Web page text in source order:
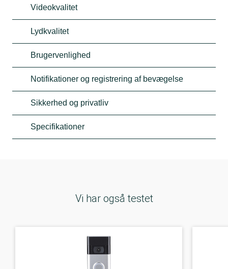
Videokvalitet
Lydkvalitet
Brugervenlighed
Notifikationer og registrering af bevægelse
Sikkerhed og privatliv
Specifikationer
Vi har også testet